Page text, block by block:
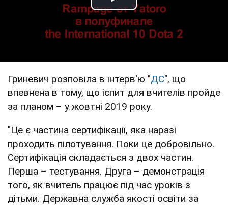
Play Video
Гриневич розповіла в інтерв'ю "ДС", що
впевнена в тому, що іспит для вчителів пройде
за планом – у жовтні 2019 року.
"Це є частина сертифікації, яка наразі
проходить пілотування. Поки це добровільно.
Сертифікація складається з двох частин.
Перша – тестування. Друга – демонстрація
того, як вчитель працює під час уроків з
дітьми. Державна служба якості освіти за